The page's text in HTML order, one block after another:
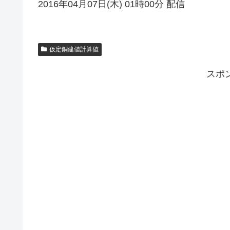
2016年04月07日(木) 01時00分 配信
仮定銅建値計算値
スポ